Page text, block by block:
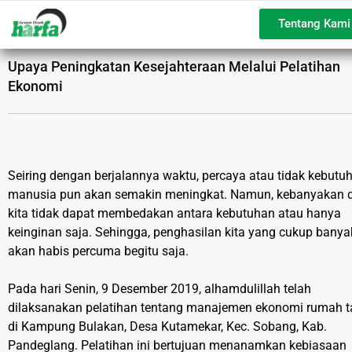
Tentang Kami
Upaya Peningkatan Kesejahteraan Melalui Pelatihan
Ekonomi
Seiring dengan berjalannya waktu, percaya atau tidak
manusia pun akan semakin meningkat. Namun, kebanyakan
kita tidak dapat membedakan antara kebutuhan atau hanya
keinginan saja. Sehingga, penghasilan kita yang cukup
akan habis percuma begitu saja.
Pada hari Senin, 9 Desember 2019, alhamdulillah telah
dilaksanakan pelatihan tentang manajemen ekonomi rumah
di Kampung Bulakan, Desa Kutamekar, Kec. Sobang, Kab.
Pandeglang. Pelatihan ini bertujuan menanamkan kebiasaan